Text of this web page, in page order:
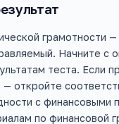
грамотности
Начните с
теста. Если
откройте
с финансовыми
по финансовой